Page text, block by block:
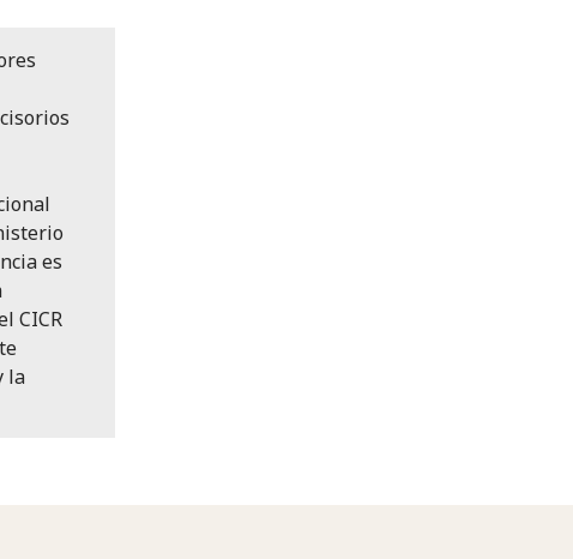
es
CICR
la